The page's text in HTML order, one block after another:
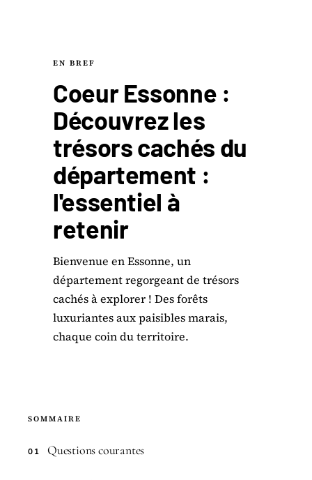
EN BREF
Coeur Essonne :
Découvrez les
trésors cachés du
département :
l'essentiel à
retenir
Bienvenue en Essonne, un
département regorgeant de trésors
cachés à explorer ! Des forêts
luxuriantes aux paisibles marais,
chaque coin du territoire.
SOMMAIRE
01 Questions courantes